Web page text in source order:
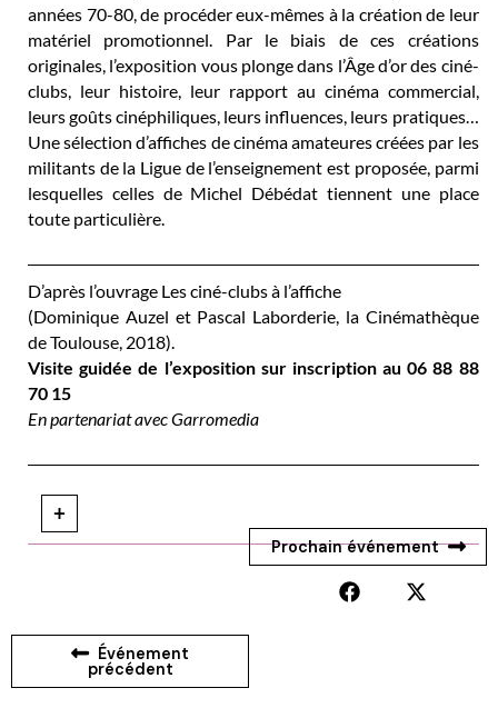
années 70-80, de procéder eux-mêmes à la création de leur
matériel promotionnel. Par le biais de ces créations
originales, l’exposition vous plonge dans l’Âge d’or des ciné-
clubs, leur histoire, leur rapport au cinéma commercial,
leurs goûts cinéphiliques, leurs influences, leurs pratiques…
Une sélection d’affiches de cinéma amateures créées par les
militants de la Ligue de l’enseignement est proposée, parmi
lesquelles celles de Michel Débédat tiennent une place
toute particulière.
D’après l’ouvrage Les ciné-clubs à l’affiche
(Dominique Auzel et Pascal Laborderie, la Cinémathèque
de Toulouse, 2018).
Visite guidée de l’exposition sur inscription au 06 88 88
70 15
En partenariat avec Garromedia
+
Événement
précédent
Prochain événement